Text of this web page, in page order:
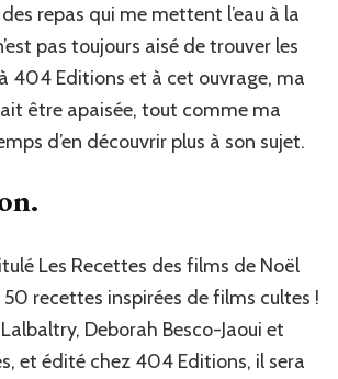
repas qui me mettent l’eau à la
pas toujours aisé de trouver les
404 Editions et à cet ouvrage, ma
être apaisée, tout comme ma
d’en découvrir plus à son sujet.
Les Recettes des films de Noël
recettes inspirées de films cultes !
Deborah Besco-Jaoui et
et édité chez 404 Editions, il sera